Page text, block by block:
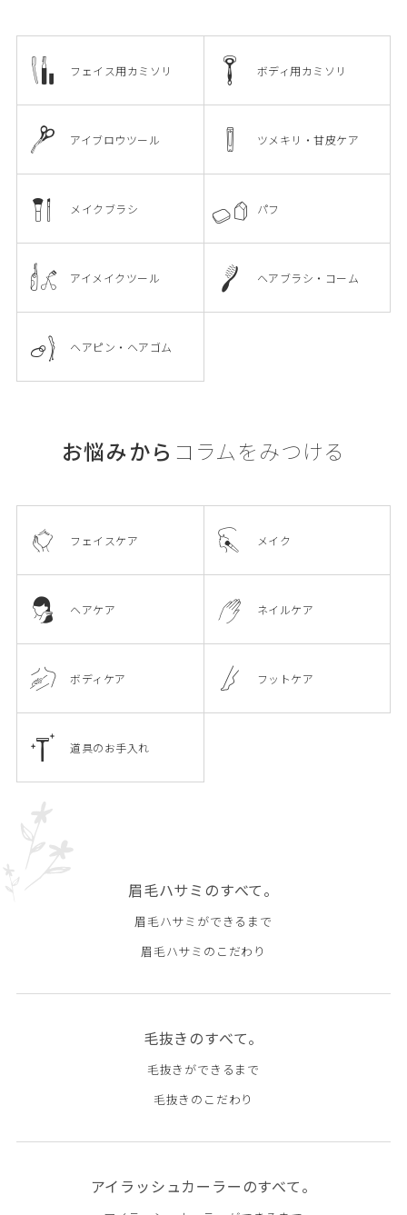
フェイス用カミソリ ボディ用カミソリ
アイブロウツール ツメキリ・甘皮ケア
メイクブラシ パフ
アイメイクツール ヘアブラシ・コーム
ヘアピン・ヘアゴム
お悩みから コラムをみつける
フェイスケア メイク
ヘアケア ネイルケア
ボディケア フットケア
道具のお手入れ
眉毛ハサミのすべて。
眉毛ハサミができるまで
眉毛ハサミのこだわり
毛抜きのすべて。
毛抜きができるまで
毛抜きのこだわり
アイラッシュカーラーのすべて。